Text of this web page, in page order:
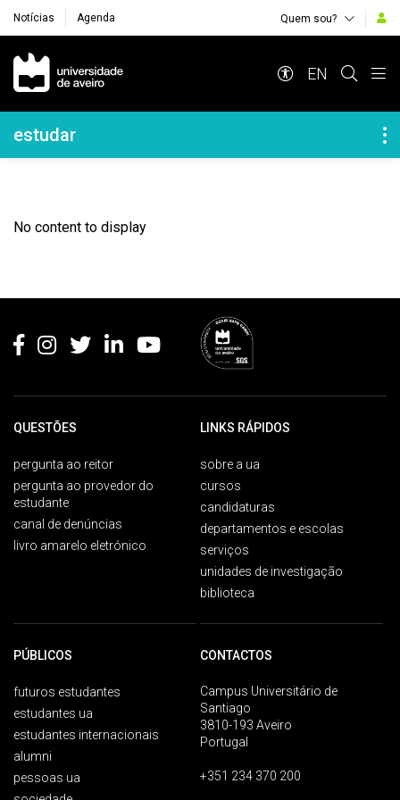
Notícias Agenda Quem sou?
Navegação Principal
EN
Navegação Lateral
estudar
No content to display
QUESTÕES
pergunta ao reitor
pergunta ao provedor do
estudante
canal de denúncias
livro amarelo eletrónico
LINKS RÁPIDOS
sobre a ua
cursos
candidaturas
departamentos e escolas
serviços
unidades de investigação
biblioteca
PÚBLICOS
futuros estudantes
estudantes ua
estudantes internacionais
alumni
pessoas ua
CONTACTOS
Campus Universitário de
Santiago
3810-193 Aveiro
Portugal
+351 234 370 200